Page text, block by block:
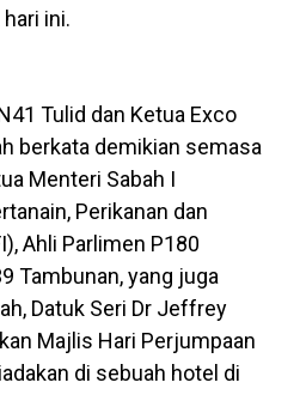
ini.
Tulid dan Ketua Exco
berkata demikian semasa
Menteri Sabah I
Perikanan dan
Ahli Parlimen P180
Tambunan, yang juga
Datuk Seri Dr Jeffrey
Majlis Hari Perjumpaan
di sebuah hotel di